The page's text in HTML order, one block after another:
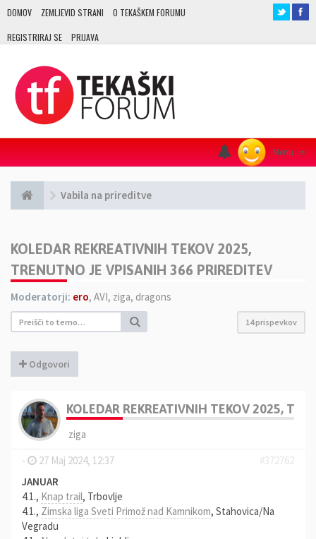
DOMOV ZEMLJEVID STRANI O TEKAŠKEM FORUMU
REGISTRIRAJ SE PRIJAVA
Menu ≡
Vabila na prireditve
KOLEDAR REKREATIVNIH TEKOV 2025,
TRENUTNO JE VPISANIH 366 PRIREDITEV
Moderatorji: ero, AVI, ziga, dragons
14 prispevkov
Odgovori
KOLEDAR REKREATIVNIH TEKOV 2025,
ziga
-
27 Maj 2024, 12:37
#372762
JANUAR
4.1., Knap trail, Trbovlje
4.1., Zimska liga Sveti Primož nad Kamnikom, Stahovica/Na
Vegradu